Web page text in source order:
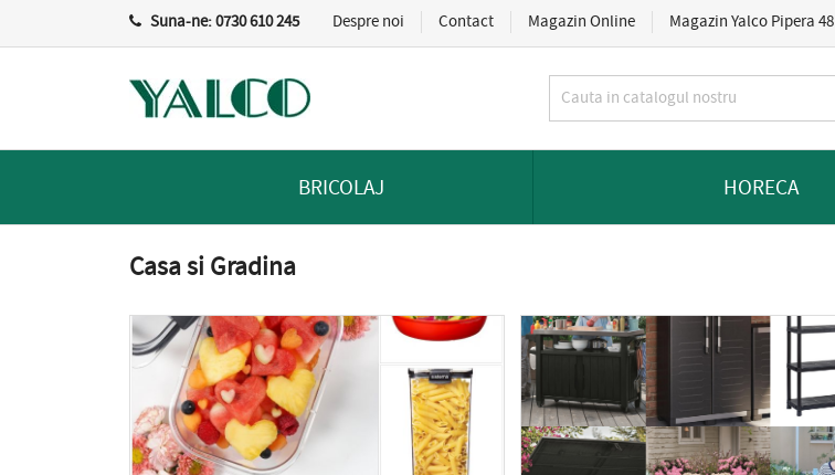
Suna-ne:0730 610 245 Despre noi Contact Magazin Online Magazin Yalco Pipera 48
BRICOLAJ HORECA
Casa si Gradina